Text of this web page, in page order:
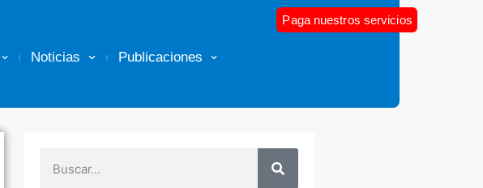
Noticias Publicaciones
Paga nuestros servicios